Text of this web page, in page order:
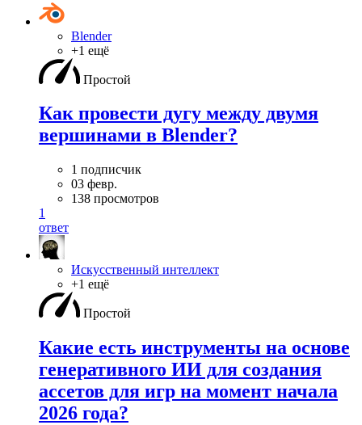
Blender
+1 ещё
Простой
Как провести дугу между двумя
вершинами в Blender?
1 подписчик
03 февр.
138 просмотров
1
ответ
Искусственный интеллект
+1 ещё
Простой
Какие есть инструменты на основе
генеративного ИИ для создания
ассетов для игр на момент начала
2026 года?